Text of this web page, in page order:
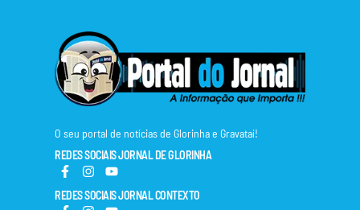
O seu portal de notícias de Glorinha e Gravataí!
REDES SOCIAIS JORNAL DE GLORINHA
REDES SOCIAIS JORNAL CONTEXTO